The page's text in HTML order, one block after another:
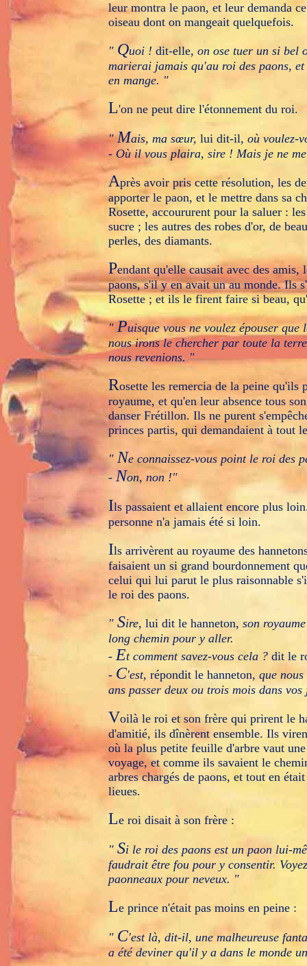
leur montra le paon, et leur demanda
oiseau dont on mangeait quelquefois.
" Quoi ! dit-elle, on ose tuer un si bel
marierai jamais qu'au roi des paons,
en mange. "
L'on ne peut dire l'étonnement du roi.
"Mais, ma sœur, lui dit-il, où voulez-
- Où il vous plaira, sire ! Mais je ne
Après avoir pris cette résolution, les
apporter le paon, et le mettre dans sa
Rosette, accoururent pour la saluer :
sucre ; les autres des robes d'or, de
perles, des diamants.
Pendant qu'elle causait avec des
paons, s'il y en avait un au monde. Ils
Rosette ; et ils le firent faire si beau,
" Puisque vous ne voulez épouser
nous irons le chercher par toute la
nous revenions. "
Rosette les remercia de la peine
royaume, et qu'en leur absence tous
danser Frétillon. Ils ne purent
princes partis, qui demandaient à tout
"Ne connaissez-vous point le roi des
- Non, non !"
Ils passaient et allaient encore plus
personne n'a jamais été si loin.
Ils arrivèrent au royaume des
faisaient un si grand bourdonnement
celui qui lui parut le plus raisonnable
le roi des paons.
" Sire, lui dit le hanneton, son
long chemin pour y aller.
-Et comment savez-vous cela ? dit le
- C'est, répondit le hanneton, que
ans passer deux ou trois mois dans
Voilà le roi et son frère qui prirent le
d'amitié, ils dînèrent ensemble. Ils
où la plus petite feuille d'arbre vaut
voyage, et comme ils savaient le
arbres chargés de paons, et tout en
lieues.
Le roi disait à son frère :
" Si le roi des paons est un paon lui-
faudrait être fou pour y consentir.
paonneaux pour neveux. "
Le prince n'était pas moins en peine :
" C'est là, dit-il, une malheureuse
a été deviner qu'il y a dans le monde